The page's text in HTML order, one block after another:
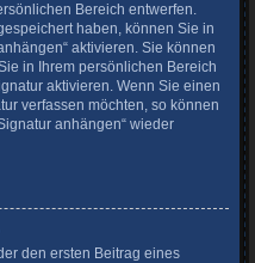
Bereich entwerfen.
haben, können Sie in
aktivieren. Sie können
in Ihrem persönlichen Bereich
aktivieren. Wenn Sie einen
verfassen möchten, so können
anhängen“ wieder
den ersten Beitrag eines